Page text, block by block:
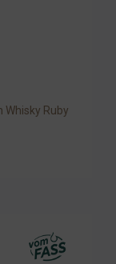
Whisky Ruby